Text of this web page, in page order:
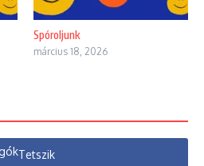
Spóroljunk
március 18, 2026
Tetszik